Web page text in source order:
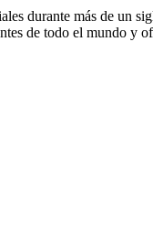
durante más de un
de todo el mundo y